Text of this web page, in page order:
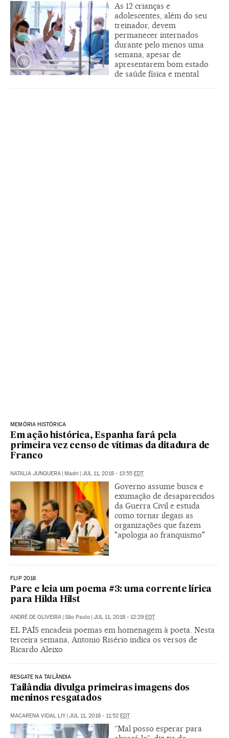
As 12 crianças e
adolescentes, além do seu
treinador, devem
permanecer internados
durante pelo menos uma
semana, apesar de
apresentarem bom estado
de saúde física e mental
MEMÓRIA HISTÓRICA
Em ação histórica, Espanha fará pela
primeira vez censo de vítimas da ditadura de
Franco
NATALIA JUNQUERA | Madri | JUL 11, 2018 - 13:55 EDT
Governo assume busca e
exumação de desaparecidos
da Guerra Civil e estuda
como tornar ilegais as
organizações que fazem
"apologia ao franquismo"
FLIP 2018
Pare e leia um poema #3: uma corrente lírica
para Hilda Hilst
ANDRÉ DE OLIVEIRA | São Paulo | JUL 11, 2018 - 12:29 EDT
EL PAÍS encadeia poemas em homenagem à poeta. Nesta
terceira semana, Antonio Risério indica os versos de
Ricardo Aleixo
RESGATE NA TAILÂNDIA
Tailândia divulga primeiras imagens dos
meninos resgatados
MACARENA VIDAL LIY | JUL 11, 2018 - 11:52 EDT
“Mal posso esperar para